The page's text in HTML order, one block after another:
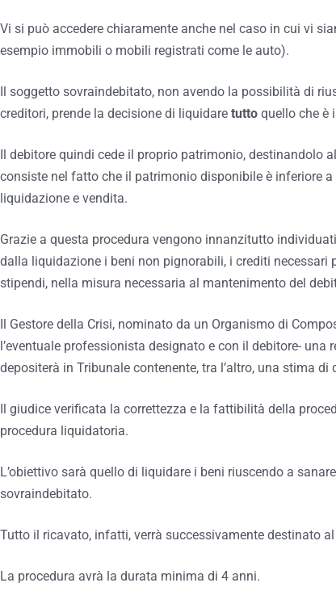
Vi si può accedere chiaramente anche nel caso in cui vi
esempio immobili o mobili registrati come le auto).
Il soggetto sovraindebitato, non avendo la possibilità di
creditori, prende la decisione di liquidare tutto quello che è
Il debitore quindi cede il proprio patrimonio, destinandolo
consiste nel fatto che il patrimonio disponibile è inferiore
liquidazione e vendita.
Grazie a questa procedura vengono innanzitutto
dalla liquidazione i beni non pignorabili, i crediti necessari
stipendi, nella misura necessaria al mantenimento del
Il Gestore della Crisi, nominato da un Organismo di
l’eventuale professionista designato e con il debitore-
depositerà in Tribunale contenente, tra l’altro, una stima
Il giudice verificata la correttezza e la fattibilità della
procedura liquidatoria.
L’obiettivo sarà quello di liquidare i beni riuscendo a
sovraindebitato.
Tutto il ricavato, infatti, verrà successivamente destinato
La procedura avrà la durata minima di 4 anni.